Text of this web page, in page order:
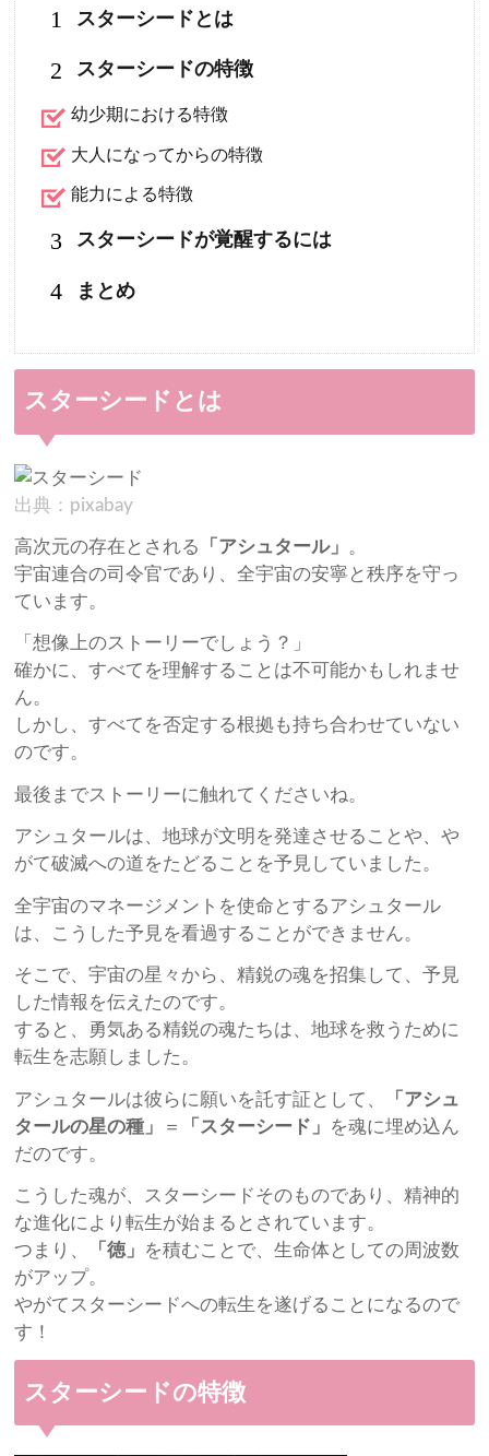
1 スターシードとは
2 スターシードの特徴
幼少期における特徴
大人になってからの特徴
能力による特徴
3 スターシードが覚醒するには
4 まとめ
スターシードとは
出典：pixabay
高次元の存在とされる 「アシュタール」 。
宇宙連合の司令官であり、全宇宙の安寧と秩序を守っ
ています。
「想像上のストーリーでしょう？」
確かに、すべてを理解することは不可能かもしれませ
ん。
しかし、すべてを否定する根拠も持ち合わせていない
のです。
最後までストーリーに触れてくださいね。
アシュタールは、地球が文明を発達させることや、や
がて破滅への道をたどることを予見していました。
全宇宙のマネージメントを使命とするアシュタール
は、こうした予見を看過することができません。
そこで、宇宙の星々から、精鋭の魂を招集して、予見
した情報を伝えたのです。
すると、勇気ある精鋭の魂たちは、地球を救うために
転生を志願しました。
アシュタールは彼らに願いを託す証として、
「アシュ
タールの星の種」
＝ 「スターシード」 を魂に埋め込ん
だのです。
こうした魂が、スターシードそのものであり、精神的
な進化により転生が始まるとされています。
つまり、
「徳」 を積むことで、生命体としての周波数
がアップ。
やがてスターシードへの転生を遂げることになるので
す！
スターシードの特徴